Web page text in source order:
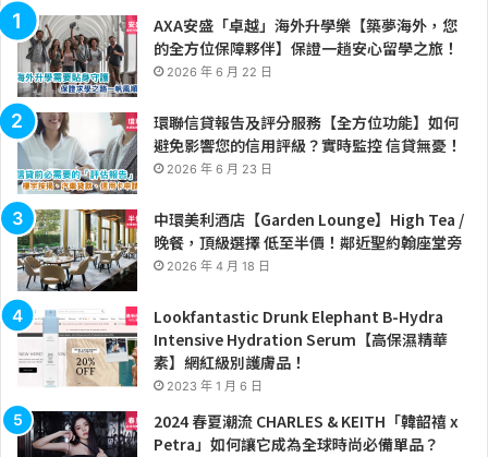
AXA安盛「卓越」海外升學樂【築夢海外，您
的全方位保障夥伴】保證一趟安心留學之旅！
2026 年 6 月 22 日
環聯信貸報告及評分服務【全方位功能】如何
避免影響您的信用評級？實時監控 信貸無憂！
2026 年 6 月 23 日
中環美利酒店【Garden Lounge】High Tea /
晚餐，頂級選擇 低至半價！鄰近聖約翰座堂旁
2026 年 4 月 18 日
Lookfantastic Drunk Elephant B-Hydra
Intensive Hydration Serum【高保濕精華
素】網紅級別護膚品！
2023 年 1 月 6 日
2024 春夏潮流 CHARLES & KEITH「韓韶禧 x
Petra」如何讓它成為全球時尚必備單品？